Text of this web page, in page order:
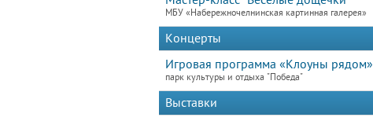
МБУ «Набережночелнинская картинная галерея»
Концерты
Игровая программа «Клоуны рядом»
парк культуры и отдыха "Победа"
Выставки